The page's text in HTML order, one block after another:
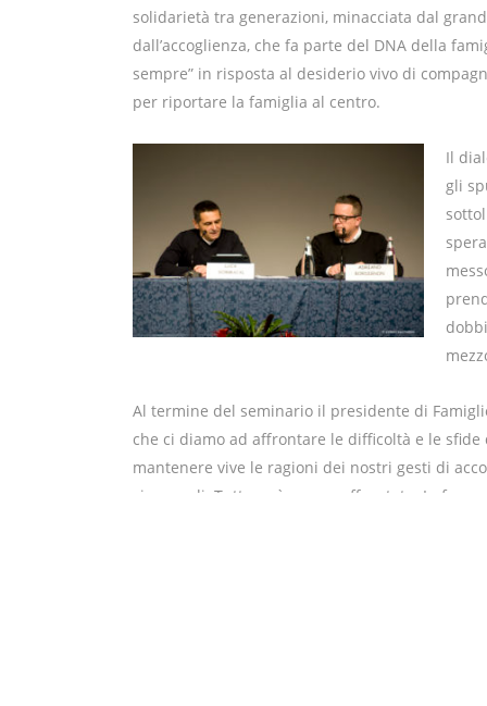
solidarietà tra generazioni, minacciata dal
dall’accoglienza, che fa parte del DNA della
sempre” in risposta al desiderio vivo di
per riportare la famiglia al centro.
Il
gli
Al termine del seminario il presidente di
che ci diamo ad affrontare le difficoltà e le
mantenere vive le ragioni dei nostri gesti di
siamo soli. Tutto può essere affrontato. In